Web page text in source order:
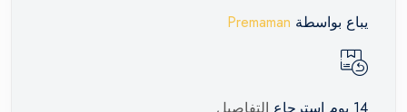
يباع بواسطة Premaman
14 يوم إسترجاع التفاصيل